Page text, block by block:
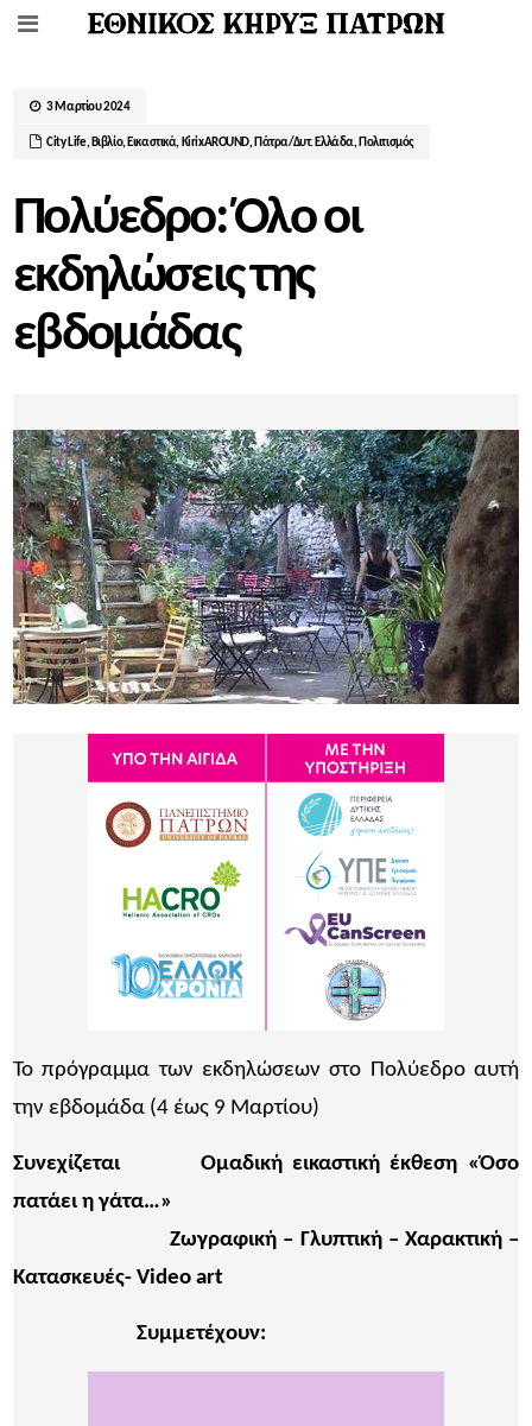
3 Μαρτίου 2024
City Life, Βιβλίο, Εικαστικά, ΚirixAROUND, Πάτρα/Δυτ. Ελλάδα, Πολιτισμός
Πολύεδρο: Όλο οι
εκδηλώσεις της
εβδομάδας
Το πρόγραμμα των εκδηλώσεων στο Πολύεδρο αυτή
την εβδομάδα (4 έως 9 Μαρτίου)
Συνεχίζεται Ομαδική εικαστική έκθεση «Όσο
πατάει η γάτα…»
Ζωγραφική – Γλυπτική – Χαρακτική –
Κατασκευές- Video art
Συμμετέχουν: